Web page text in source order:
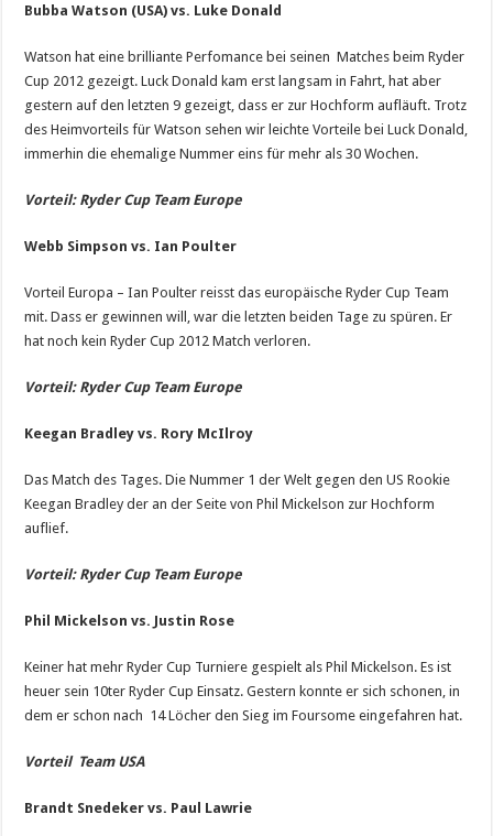
Bubba Watson (USA) vs. Luke Donald
Watson hat eine brilliante Perfomance bei seinen Matches beim Ryder
Cup 2012 gezeigt. Luck Donald kam erst langsam in Fahrt, hat aber
gestern auf den letzten 9 gezeigt, dass er zur Hochform aufläuft. Trotz
des Heimvorteils für Watson sehen wir leichte Vorteile bei Luck Donald,
immerhin die ehemalige Nummer eins für mehr als 30 Wochen.
Vorteil: Ryder Cup Team Europe
Webb Simpson vs. Ian Poulter
Vorteil Europa – Ian Poulter reisst das europäische Ryder Cup Team
mit. Dass er gewinnen will, war die letzten beiden Tage zu spüren. Er
hat noch kein Ryder Cup 2012 Match verloren.
Vorteil: Ryder Cup Team Europe
Keegan Bradley vs. Rory McIlroy
Das Match des Tages. Die Nummer 1 der Welt gegen den US Rookie
Keegan Bradley der an der Seite von Phil Mickelson zur Hochform
auflief.
Vorteil: Ryder Cup Team Europe
Phil Mickelson vs. Justin Rose
Keiner hat mehr Ryder Cup Turniere gespielt als Phil Mickelson. Es ist
heuer sein 10ter Ryder Cup Einsatz. Gestern konnte er sich schonen, in
dem er schon nach 14 Löcher den Sieg im Foursome eingefahren hat.
Vorteil Team USA
Brandt Snedeker vs. Paul Lawrie